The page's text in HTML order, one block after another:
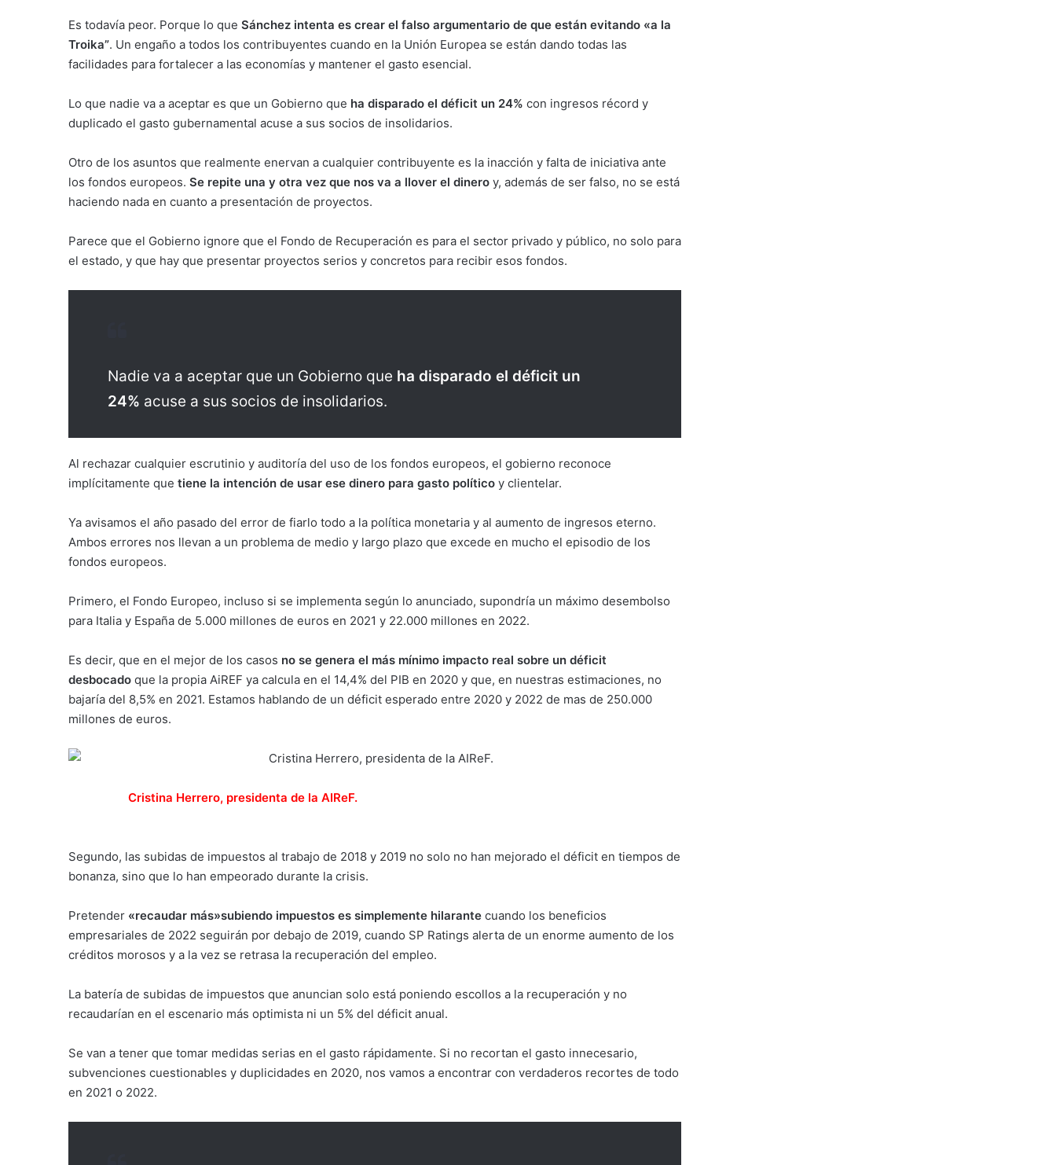
Es todavía peor. Porque lo que Sánchez intenta es crear el falso argumentario de que están evitando «a la
Troika”. Un engaño a todos los contribuyentes cuando en la Unión Europea se están dando todas las
facilidades para fortalecer a las economías y mantener el gasto esencial.
Lo que nadie va a aceptar es que un Gobierno que ha disparado el déficit un 24% con ingresos récord y
duplicado el gasto gubernamental acuse a sus socios de insolidarios.
Otro de los asuntos que realmente enervan a cualquier contribuyente es la inacción y falta de iniciativa ante
los fondos europeos. Se repite una y otra vez que nos va a llover el dinero y, además de ser falso, no se está
haciendo nada en cuanto a presentación de proyectos.
Parece que el Gobierno ignore que el Fondo de Recuperación es para el sector privado y público, no solo para
el estado, y que hay que presentar proyectos serios y concretos para recibir esos fondos.
Nadie va a aceptar que un Gobierno que ha disparado el déficit un
24% acuse a sus socios de insolidarios.
Al rechazar cualquier escrutinio y auditoría del uso de los fondos europeos, el gobierno reconoce
implícitamente que tiene la intención de usar ese dinero para gasto político y clientelar.
Ya avisamos el año pasado del error de fiarlo todo a la política monetaria y al aumento de ingresos eterno.
Ambos errores nos llevan a un problema de medio y largo plazo que excede en mucho el episodio de los
fondos europeos.
Primero, el Fondo Europeo, incluso si se implementa según lo anunciado, supondría un máximo desembolso
para Italia y España de 5.000 millones de euros en 2021 y 22.000 millones en 2022.
Es decir, que en el mejor de los casos no se genera el más mínimo impacto real sobre un déficit
desbocado que la propia AiREF ya calcula en el 14,4% del PIB en 2020 y que, en nuestras estimaciones, no
bajaría del 8,5% en 2021. Estamos hablando de un déficit esperado entre 2020 y 2022 de mas de 250.000
millones de euros.
Cristina Herrero, presidenta de la AIReF.
Segundo, las subidas de impuestos al trabajo de 2018 y 2019 no solo no han mejorado el déficit en tiempos de
bonanza, sino que lo han empeorado durante la crisis.
Pretender «recaudar más»subiendo impuestos es simplemente hilarante cuando los beneficios
empresariales de 2022 seguirán por debajo de 2019, cuando SP Ratings alerta de un enorme aumento de los
créditos morosos y a la vez se retrasa la recuperación del empleo.
La batería de subidas de impuestos que anuncian solo está poniendo escollos a la recuperación y no
recaudarían en el escenario más optimista ni un 5% del déficit anual.
Se van a tener que tomar medidas serias en el gasto rápidamente. Si no recortan el gasto innecesario,
subvenciones cuestionables y duplicidades en 2020, nos vamos a encontrar con verdaderos recortes de todo
en 2021 o 2022.